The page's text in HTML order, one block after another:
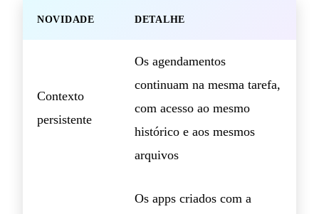
NOVIDADE DETALHE
Contexto
persistente
Os agendamentos
continuam na mesma tarefa,
com acesso ao mesmo
histórico e aos mesmos
arquivos
Os apps criados com a